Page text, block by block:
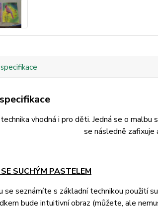
vhodná i pro děti. Jedná se o
se následně zafixuje
SUCHÝM PASTELEM
se seznámíte s základní technikou použití
bude intuitivní obraz (můžete, ale